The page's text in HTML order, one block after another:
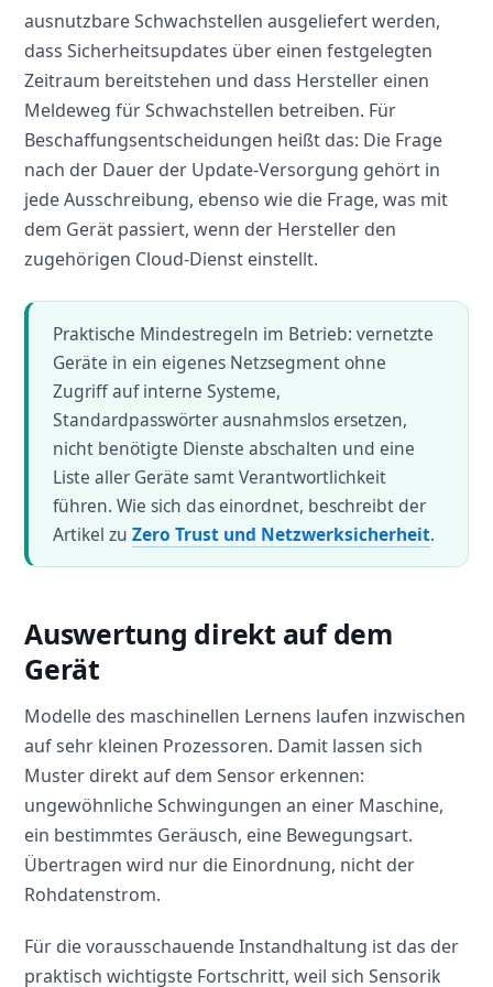
ausnutzbare Schwachstellen ausgeliefert werden,
dass Sicherheitsupdates über einen festgelegten
Zeitraum bereitstehen und dass Hersteller einen
Meldeweg für Schwachstellen betreiben. Für
Beschaffungsentscheidungen heißt das: Die Frage
nach der Dauer der Update-Versorgung gehört in
jede Ausschreibung, ebenso wie die Frage, was mit
dem Gerät passiert, wenn der Hersteller den
zugehörigen Cloud-Dienst einstellt.
Praktische Mindestregeln im Betrieb: vernetzte
Geräte in ein eigenes Netzsegment ohne
Zugriff auf interne Systeme,
Standardpasswörter ausnahmslos ersetzen,
nicht benötigte Dienste abschalten und eine
Liste aller Geräte samt Verantwortlichkeit
führen. Wie sich das einordnet, beschreibt der
Artikel zu Zero Trust und Netzwerksicherheit.
Auswertung direkt auf dem
Gerät
Modelle des maschinellen Lernens laufen inzwischen
auf sehr kleinen Prozessoren. Damit lassen sich
Muster direkt auf dem Sensor erkennen:
ungewöhnliche Schwingungen an einer Maschine,
ein bestimmtes Geräusch, eine Bewegungsart.
Übertragen wird nur die Einordnung, nicht der
Rohdatenstrom.
Für die vorausschauende Instandhaltung ist das der
praktisch wichtigste Fortschritt, weil sich Sensorik